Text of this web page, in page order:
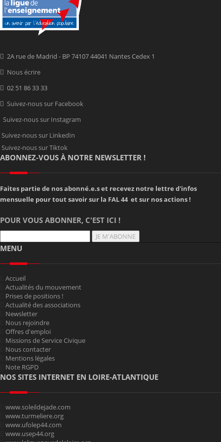
2A rue de Madrid - BP 74107 44041 Nantes Cedex 1
Nous écrire
02 51 86 33 33
Suivez-nous sur Facebook
Suivez-nous sur Instagram
Suivez-nous sur LinkedIn
Suivez-nous sur Tiktok
ABONNEZ-VOUS À NOTRE NEWSLETTER !
Faites partie de nos abonné.e.s et recevez notre lettre d'infos
mensuelle pour tout savoir sur la FAL 44 et sur nos actions !
POUR VOUS ABONNER, C'EST ICI !
JE M'ABONNE
MENU
Accueil
Actualités du mouvement
Prises de positions !
Actualité des associations
Newsletter
Nous rejoindre
Offres d'emploi
Missions de Service Civique
Nous contacter
Mentions légales
Note RGPD
NOS SITES INTERNET EN LOIRE-ATLANTIQUE
www.soleildejade.com
www.turmeliere.org
www.ufolep44.com
www.usep44.org